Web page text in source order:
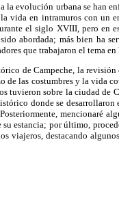
la evolución urbana se han
vida en intramuros con un
el siglo XVIII, pero en
abordada; más bien ha
que trabajaron el tema en
de Campeche, la revisión
de las costumbres y la vida
tuvieron sobre la ciudad de
donde se desarrollaron
mencionaré
estancia; por último,
viajeros, destacando